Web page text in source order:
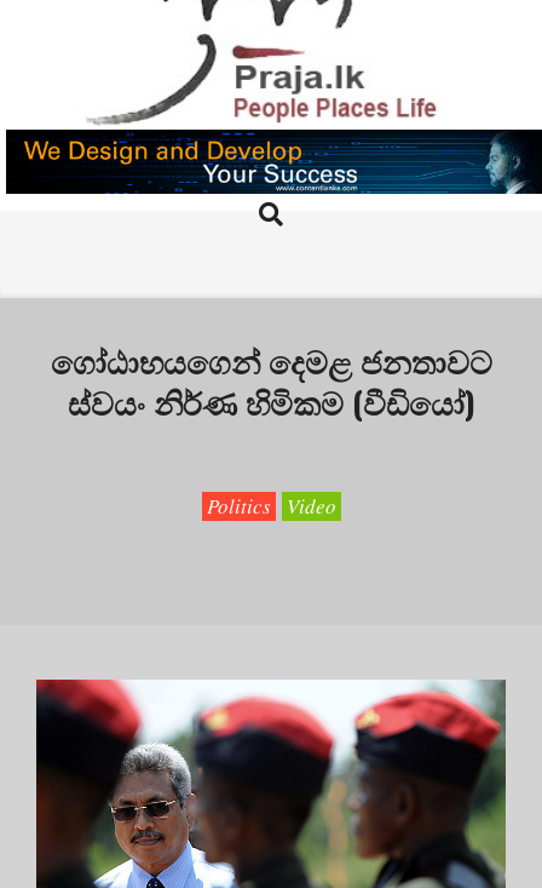
PRAJA.LK
Search
ගෝඨාභයගෙන් දෙමළ ජනතාවට
ස්වයං නිර්ණ හිමිකම (වීඩියෝ)
Politics Video